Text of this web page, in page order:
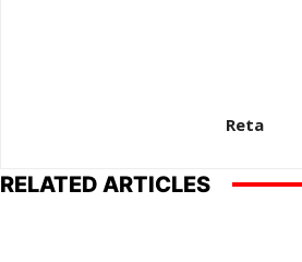
Reta
RELATED ARTICLES